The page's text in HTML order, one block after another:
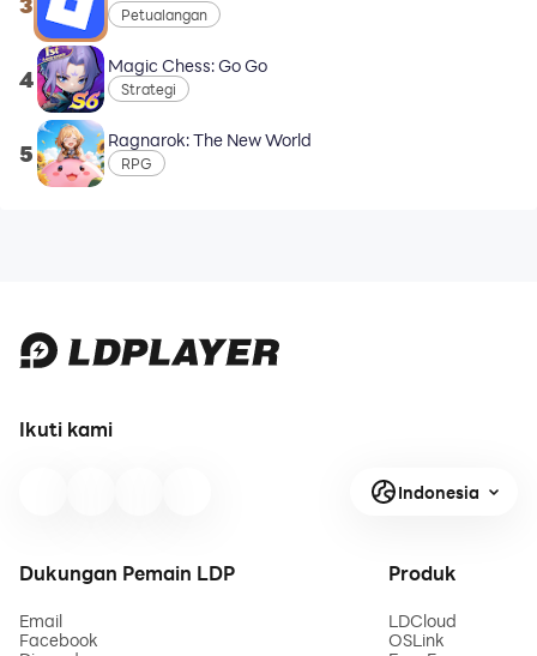
Petualangan
4 Magic Chess: Go Go
Strategi
5 Ragnarok: The New World
RPG
Ikuti kami
Indonesia
Dukungan Pemain LDP
Email
Facebook
Produk
LDCloud
OSLink